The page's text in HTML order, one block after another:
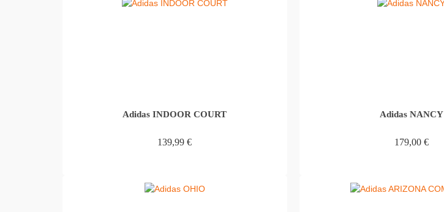
Adidas INDOOR COURT
139,99€
Adidas NANCY
179,00 €